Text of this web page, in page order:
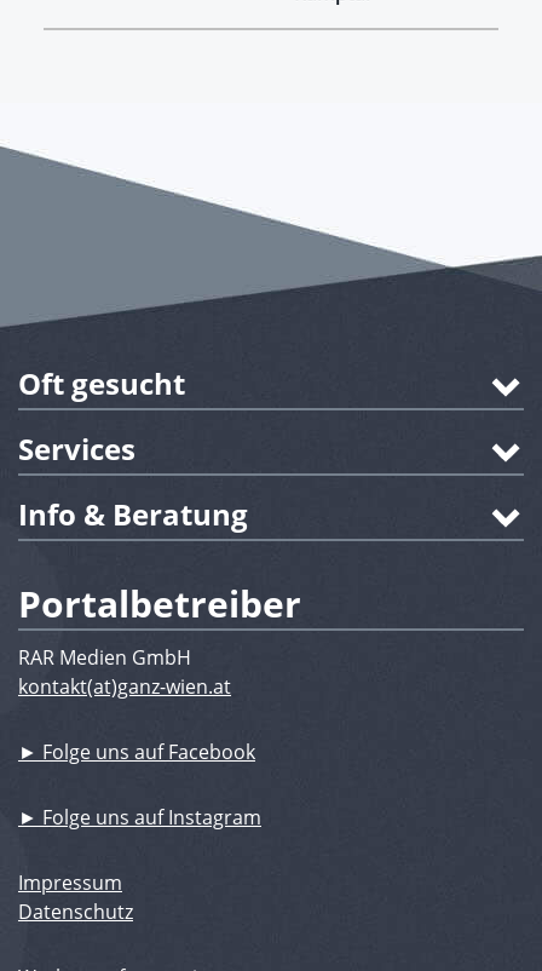
Oft gesucht
Services
Info & Beratung
Portalbetreiber
RAR Medien GmbH
kontakt(at)ganz-wien.at
► Folge uns auf Facebook
► Folge uns auf Instagram
Impressum
Datenschutz